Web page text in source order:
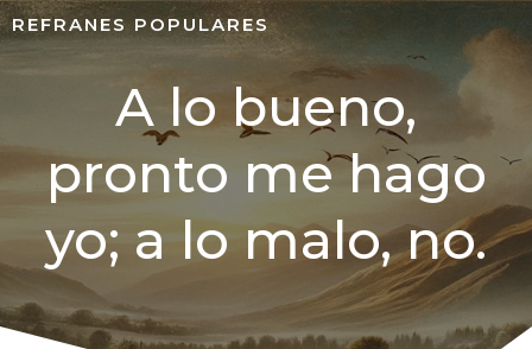
REFRANES POPULARES
A lo bueno,
pronto me hago
yo; a lo malo, no.